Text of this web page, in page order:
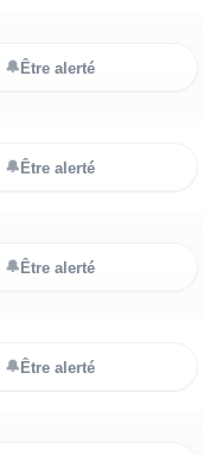
🔔Être alerté
🔔Être alerté
🔔Être alerté
🔔Être alerté